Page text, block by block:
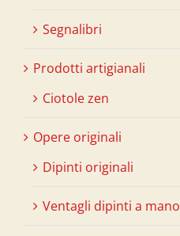
Segnalibri
Prodotti artigianali
Ciotole zen
Opere originali
Dipinti originali
Ventagli dipinti a mano